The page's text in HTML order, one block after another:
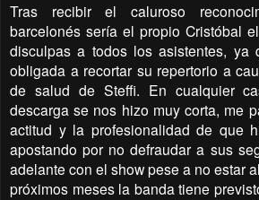
Tras recibir el caluroso
barcelonés sería el propio Cristóbal
disculpas a todos los asistentes, ya
obligada a recortar su repertorio a
de salud de Steffi. En cualquier
descarga se nos hizo muy corta, me
actitud y la profesionalidad de que
apostando por no defraudar a sus
adelante con el show pese a no estar
próximos meses la banda tiene